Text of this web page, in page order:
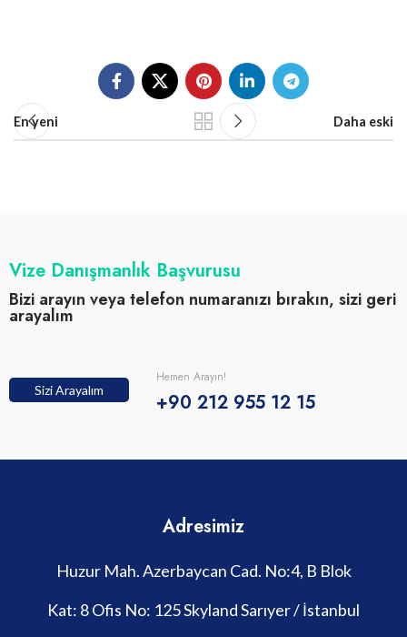
En yeni Daha eski
Vize Danışmanlık Başvurusu
Bizi arayın veya telefon numaranızı bırakın, sizi geri
arayalım
Sizi Arayalım
Hemen Arayın!
+90 212 955 12 15
Adresimiz
Huzur Mah. Azerbaycan Cad. No:4, B Blok
Kat: 8 Ofis No: 125 Skyland Sarıyer / İstanbul